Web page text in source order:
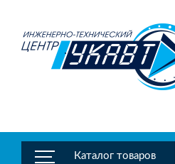
Каталог товаров